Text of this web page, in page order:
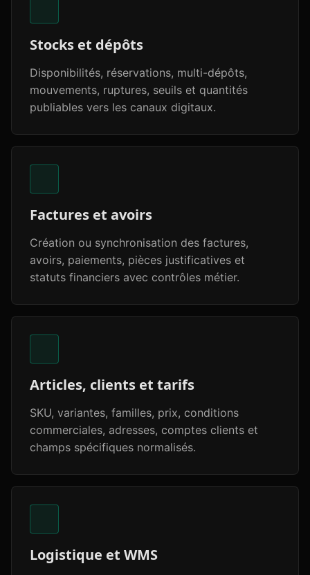
Stocks et dépôts
Disponibilités, réservations, multi-dépôts,
mouvements, ruptures, seuils et quantités
publiables vers les canaux digitaux.
Factures et avoirs
Création ou synchronisation des factures,
avoirs, paiements, pièces justificatives et
statuts financiers avec contrôles métier.
Articles, clients et tarifs
SKU, variantes, familles, prix, conditions
commerciales, adresses, comptes clients et
champs spécifiques normalisés.
Logistique et WMS